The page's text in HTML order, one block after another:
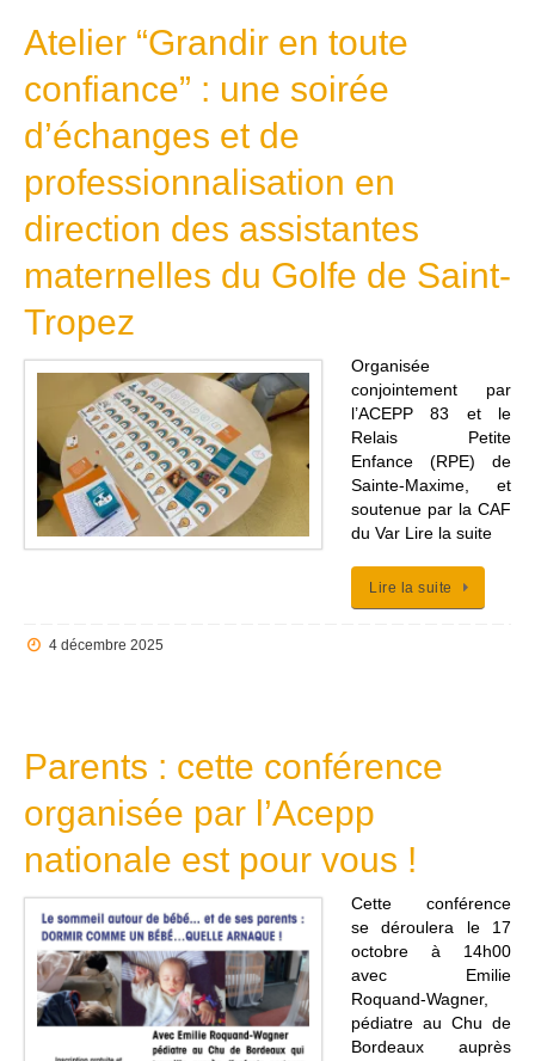
Atelier “Grandir en toute
confiance” : une soirée
d’échanges et de
professionnalisation en
direction des assistantes
maternelles du Golfe de Saint-
Tropez
Organisée
conjointement par
l’ACEPP 83 et le
Relais Petite
Enfance (RPE) de
Sainte-Maxime, et
soutenue par la CAF
du Var Lire la suite
Lire la suite
4 décembre 2025
Parents : cette conférence
organisée par l’Acepp
nationale est pour vous !
Cette conférence
se déroulera le 17
octobre à 14h00
avec Emilie
Roquand-Wagner,
pédiatre au Chu de
Bordeaux auprès